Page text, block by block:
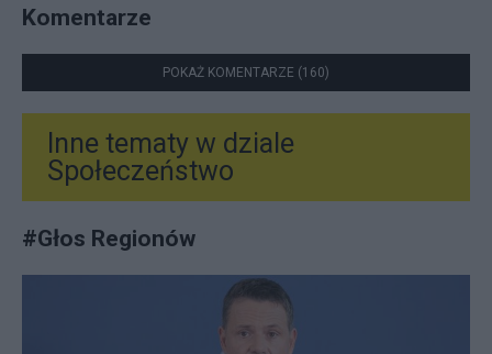
Komentarze
POKAŻ KOMENTARZE (160)
Inne tematy w dziale
Społeczeństwo
#Głos Regionów